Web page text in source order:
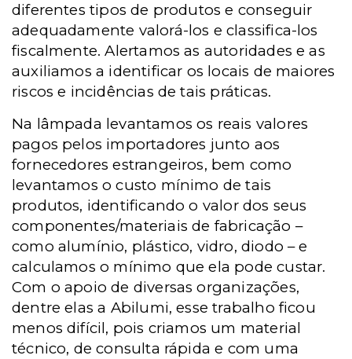
diferentes tipos de produtos e conseguir
adequadamente valorá-los e classifica-los
fiscalmente. Alertamos as autoridades e as
auxiliamos a identificar os locais de maiores
riscos e incidências de tais práticas.
Na lâmpada levantamos os reais valores
pagos pelos importadores junto aos
fornecedores estrangeiros, bem como
levantamos o custo mínimo de tais
produtos, identificando o valor dos seus
componentes/materiais de fabricação –
como alumínio, plástico, vidro, diodo – e
calculamos o mínimo que ela pode custar.
Com o apoio de diversas organizações,
dentre elas a Abilumi, esse trabalho ficou
menos difícil, pois criamos um material
técnico, de consulta rápida e com uma